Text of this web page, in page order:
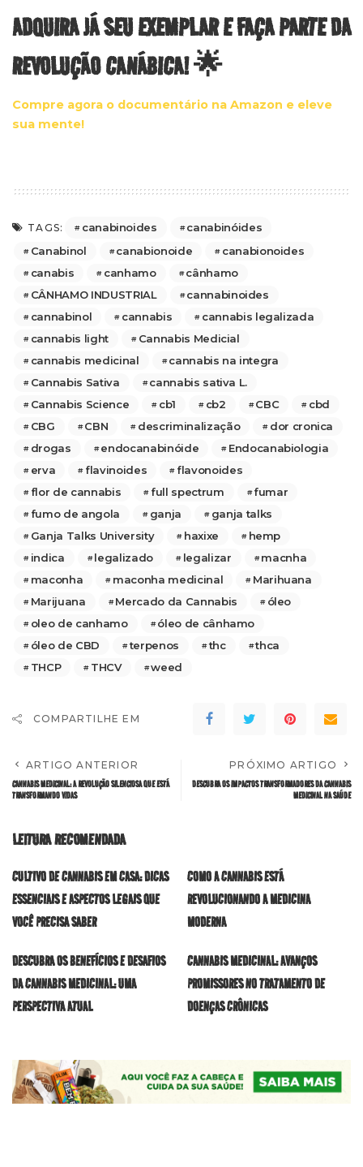
ADQUIRA JÁ SEU EXEMPLAR E FAÇA PARTE DA
REVOLUÇÃO CANÁBICA! 🌟
Compre agora o documentário na Amazon e eleve
sua mente!
TAGS: canabinoides
canabinóides
Canabinol
canabionoide
canabionoides
canabis
canhamo
cânhamo
CÂNHAMO INDUSTRIAL
cannabinoides
cannabinol
cannabis
cannabis legalizada
cannabis light
Cannabis Medicial
cannabis medicinal
cannabis na integra
Cannabis Sativa
cannabis sativa L.
Cannabis Science
cb1 cb2 CBC
cbd
CBG
CBN descriminalização
dor cronica
drogas
endocanabinóide
Endocanabiologia
erva
flavinoides
flavonoides
flor de cannabis
full spectrum
fumar
fumo de angola
ganja
ganja talks
Ganja Talks University
haxixe
hemp
indica
legalizado legalizar
macnha
maconha
maconha medicinal
Marihuana
Marijuana
Mercado da Cannabis
óleo
oleo de canhamo
óleo de cânhamo
óleo de CBD
terpenos thc
thca
THCP
THCV weed
COMPARTILHE EM
ARTIGO ANTERIOR
CANNABIS MEDICINAL: A REVOLUÇÃO SILENCIOSA QUE ESTÁ
TRANSFORMANDO VIDAS
PRÓXIMO ARTIGO
DESCUBRA OS IMPACTOS TRANSFORMADORES DA CANNABIS
MEDICINAL NA SAÚDE
LEITURA RECOMENDADA
CULTIVO DE CANNABIS EM CASA: DICAS
ESSENCIAIS E ASPECTOS LEGAIS QUE
VOCÊ PRECISA SABER
COMO A CANNABIS ESTÁ
REVOLUCIONANDO A MEDICINA
MODERNA
DESCUBRA OS BENEFÍCIOS E DESAFIOS
DA CANNABIS MEDICINAL: UMA
PERSPECTIVA ATUAL
CANNABIS MEDICINAL: AVANÇOS
PROMISSORES NO TRATAMENTO DE
DOENÇAS CRÔNICAS